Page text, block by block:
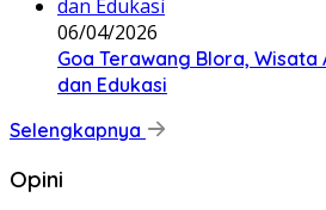
06/04/2026
Goa Terawang Blora, Wisata
dan Edukasi
Selengkapnya
Opini